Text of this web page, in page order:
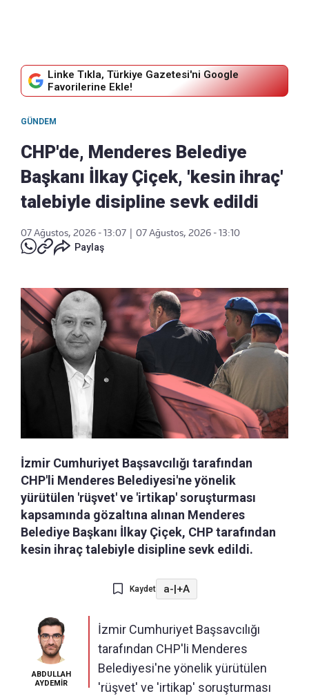
Linke Tıkla, Türkiye Gazetesi'ni Google
Favorilerine Ekle!
GÜNDEM
CHP'de, Menderes Belediye
Başkanı İlkay Çiçek, 'kesin ihraç'
talebiyle disipline sevk edildi
07 Ağustos, 2026 - 13:07
07 Ağustos, 2026 - 13:10
Paylaş
İzmir Cumhuriyet Başsavcılığı tarafından
CHP'li Menderes Belediyesi'ne yönelik
yürütülen 'rüşvet' ve 'irtikap' soruşturması
kapsamında gözaltına alınan Menderes
Belediye Başkanı İlkay Çiçek, CHP tarafından
kesin ihraç talebiyle disipline sevk edildi.
Kaydet a-|+A
ABDULLAH
AYDEMİR
İzmir Cumhuriyet Başsavcılığı
tarafından CHP'li Menderes
Belediyesi'ne yönelik yürütülen
'rüşvet' ve 'irtikap' soruşturması